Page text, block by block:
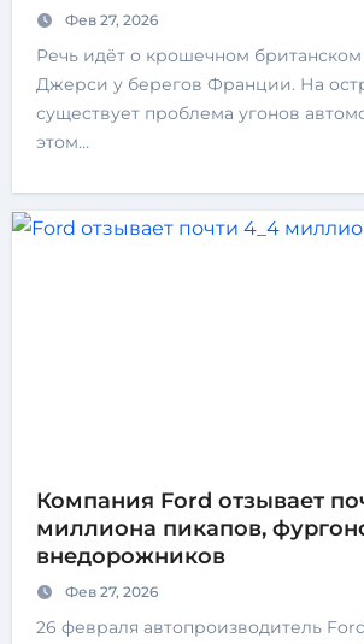
Фев 27, 2026
Речь идёт о крошечном британском острове
Джерси у берегов Франции. На
существует проблема угонов
этом…
Компания Ford отзывает
миллиона пикапов,
внедорожников
Фев 27, 2026
26 февраля автопроизводитель Ford объявил об